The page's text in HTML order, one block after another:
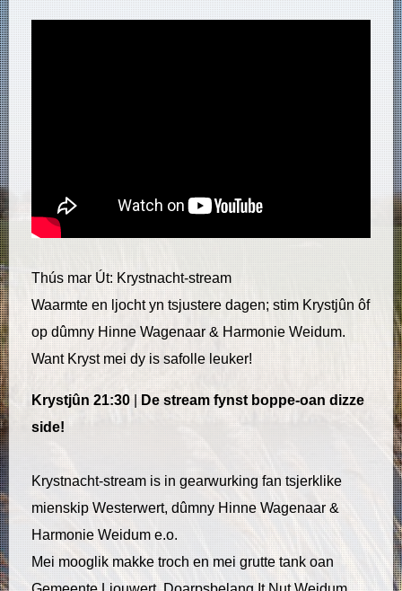
Thús mar Út: Krystnacht-stream
Waarmte en ljocht yn tsjustere dagen; stim Krystjûn ôf
op dûmny Hinne Wagenaar & Harmonie Weidum.
Want Kryst mei dy is safolle leuker!
Krystjûn 21:30|De stream fynst boppe-oan dizze
side!
Krystnacht-stream is in gearwurking fan tsjerklike
mienskip Westerwert, dûmny Hinne Wagenaar &
Harmonie Weidum e.o.
Mei mooglik makke troch en mei grutte tank oan